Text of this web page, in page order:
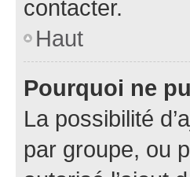
contacter.
Haut
Pourquoi ne
La possibilité
par groupe, ou